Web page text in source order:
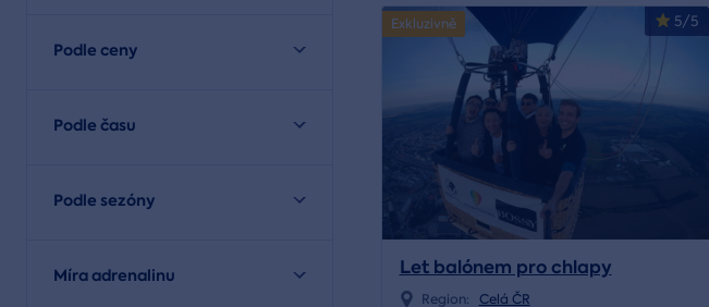
Podle ceny
Podle času
Podle sezóny
Míra adrenalinu
5/5
Exkluzivně
Let balónem pro chlapy
Region: Celá ČR